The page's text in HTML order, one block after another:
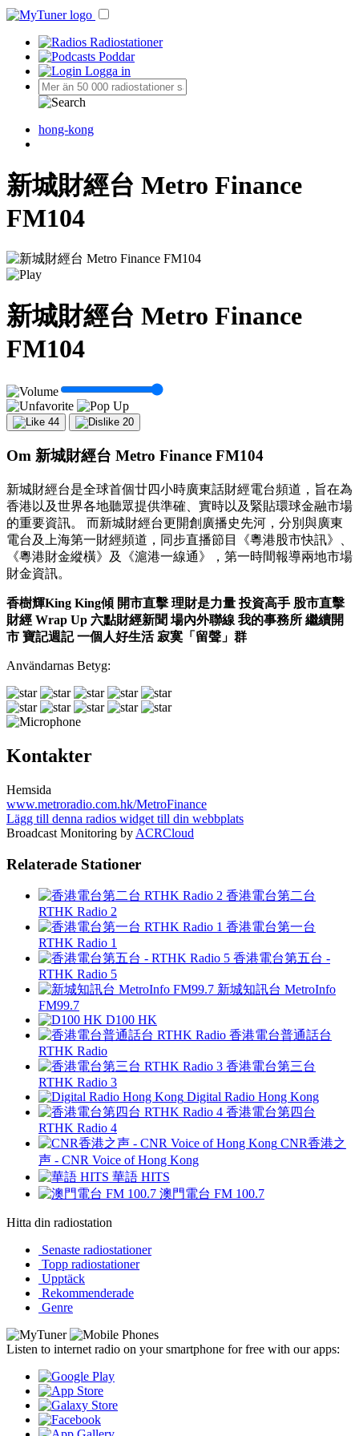
Radiostationer
Poddar
Logga in
hong-kong
新城財經台 Metro Finance
FM104
新城財經台 Metro Finance
FM104
44 20
Om 新城財經台 Metro Finance FM104
新城財經台是全球首個廿四小時廣東話財經電台頻道，旨在為
香港以及世界各地聽眾提供準確、實時以及緊貼環球金融市場
的重要資訊。 而新城財經台更開創廣播史先河，分別與廣東
電台及上海第一財經頻道，同步直播節目《粵港股市快訊》、
《粵港財金縱橫》及《滬港一線通》，第一時間報導兩地市場
財金資訊。
香樹輝King King傾 開市直擊 理財是力量 投資高手 股市直擊
財經 Wrap Up 六點財經新聞 場內外聯線 我的事務所 繼續開
市 寶記週記 一個人好生活 寂寞「留聲」群
Användarnas Betyg:
Kontakter
Hemsida
www.metroradio.com.hk/MetroFinance
Lägg till denna radios widget till din webbplats
Broadcast Monitoring by ACRCloud
Relaterade Stationer
香港電台第二台
RTHK Radio 2
香港電台第一台
RTHK Radio 1
香港電台第五台 -
RTHK Radio 5
新城知訊台 MetroInfo
FM99.7
D100 HK
香港電台普通話台
RTHK Radio
香港電台第三台
RTHK Radio 3
Digital Radio Hong Kong
香港電台第四台
RTHK Radio 4
CNR香港之
声 - CNR Voice of Hong Kong
華語 HITS
澳門電台 FM 100.7
Hitta din radiostation
Senaste radiostationer
Topp radiostationer
Upptäck
Rekommenderade
Genre
Listen to internet radio on your smartphone for free with our apps: